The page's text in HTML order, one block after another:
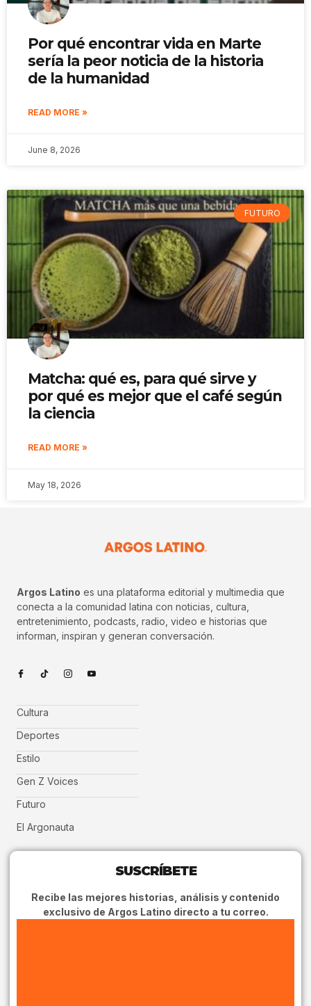
Por qué encontrar vida en Marte
sería la peor noticia de la historia
de la humanidad
READ MORE »
June 8, 2026
FUTURO
Matcha: qué es, para qué sirve y
por qué es mejor que el café según
la ciencia
READ MORE »
May 18, 2026
Argos Latino es una plataforma editorial y multimedia que
conecta a la comunidad latina con noticias, cultura,
entretenimiento, podcasts, radio, video e historias que
informan, inspiran y generan conversación.
Cultura
Deportes
Estilo
Gen Z Voices
Futuro
El Argonauta
SUSCRÍBETE
Recibe las mejores historias, análisis y contenido
exclusivo de Argos Latino directo a tu correo.